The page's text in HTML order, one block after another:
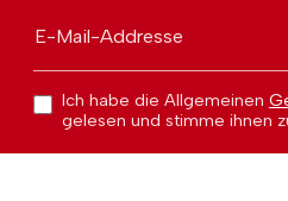
E-Mail-Addresse
Ich habe die Allgemeinen
gelesen und stimme ihnen